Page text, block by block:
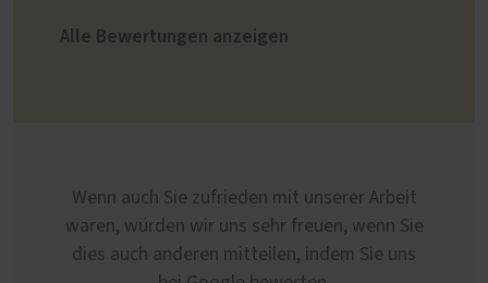
Alle Bewertungen anzeigen
Wenn auch Sie zufrieden mit unserer Arbeit
waren, würden wir uns sehr freuen, wenn Sie
dies auch anderen mitteilen, indem Sie uns